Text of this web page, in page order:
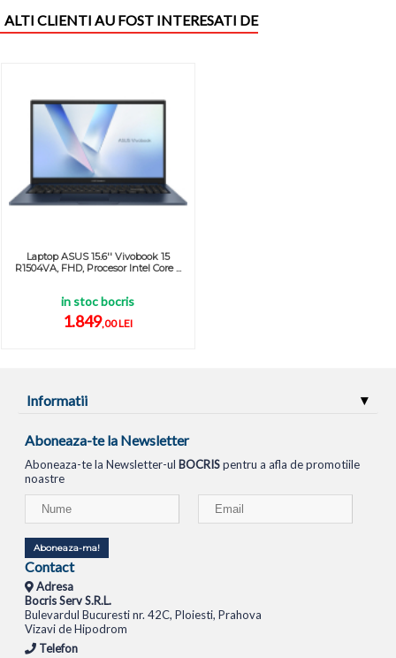
ALTI CLIENTI AU FOST INTERESATI DE
Laptop ASUS 15.6'' Vivobook 15
R1504VA, FHD, Procesor Intel Core ...
in stoc bocris
1.849,00 LEI
Informatii
Aboneaza-te la Newsletter
Aboneaza-te la Newsletter-ul BOCRISpentru a afla de promotiile
noastre
Aboneaza-ma!
Contact
Adresa
Bocris Serv S.R.L.
Bulevardul Bucuresti nr. 42C, Ploiesti, Prahova
Vizavi de Hipodrom
Telefon